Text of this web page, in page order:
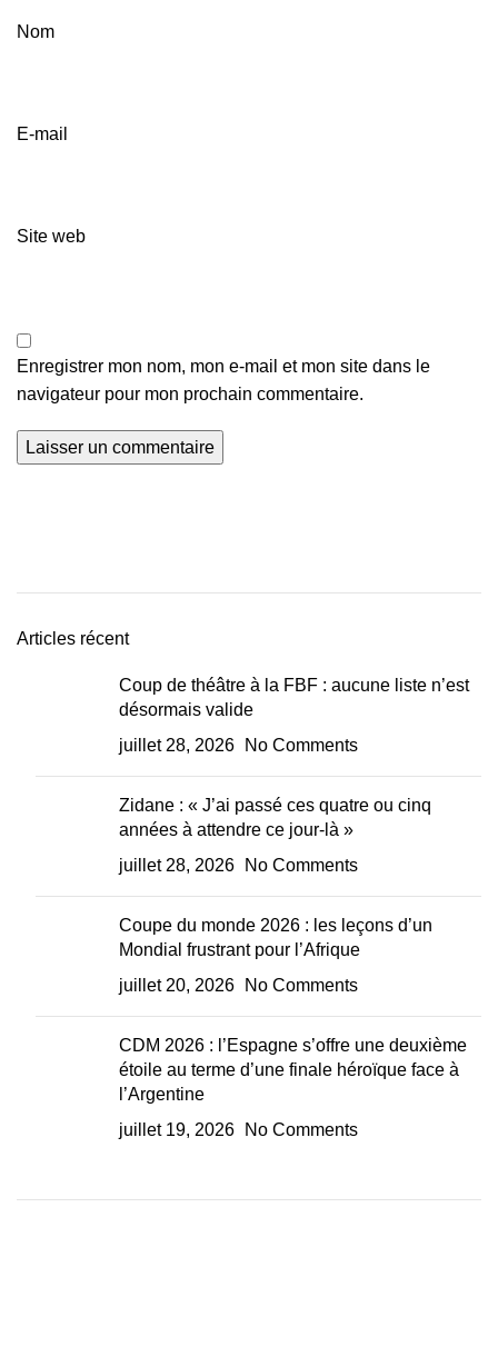
Nom
E-mail
Site web
Enregistrer mon nom, mon e-mail et mon site dans le
navigateur pour mon prochain commentaire.
Articles récent
Coup de théâtre à la FBF : aucune liste n’est
désormais valide
juillet 28, 2026
No Comments
Zidane : « J’ai passé ces quatre ou cinq
années à attendre ce jour-là »
juillet 28, 2026
No Comments
Coupe du monde 2026 : les leçons d’un
Mondial frustrant pour l’Afrique
juillet 20, 2026
No Comments
CDM 2026 : l’Espagne s’offre une deuxième
étoile au terme d’une finale héroïque face à
l’Argentine
juillet 19, 2026
No Comments